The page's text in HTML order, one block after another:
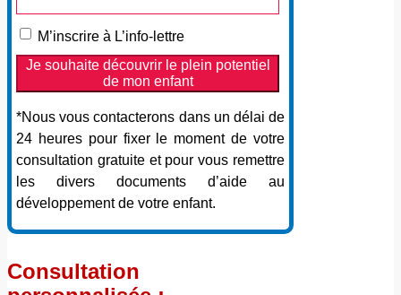
M’inscrire à L’info-lettre
*Nous vous contacterons dans un délai de
24 heures pour fixer le moment de votre
consultation gratuite et pour vous remettre
les divers documents d’aide au
développement de votre enfant.
Consultation